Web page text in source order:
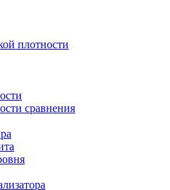
плотности
сравнения